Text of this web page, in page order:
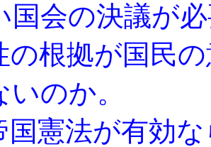
国会の決議が
の根拠が国民
のか。
国憲法が有効